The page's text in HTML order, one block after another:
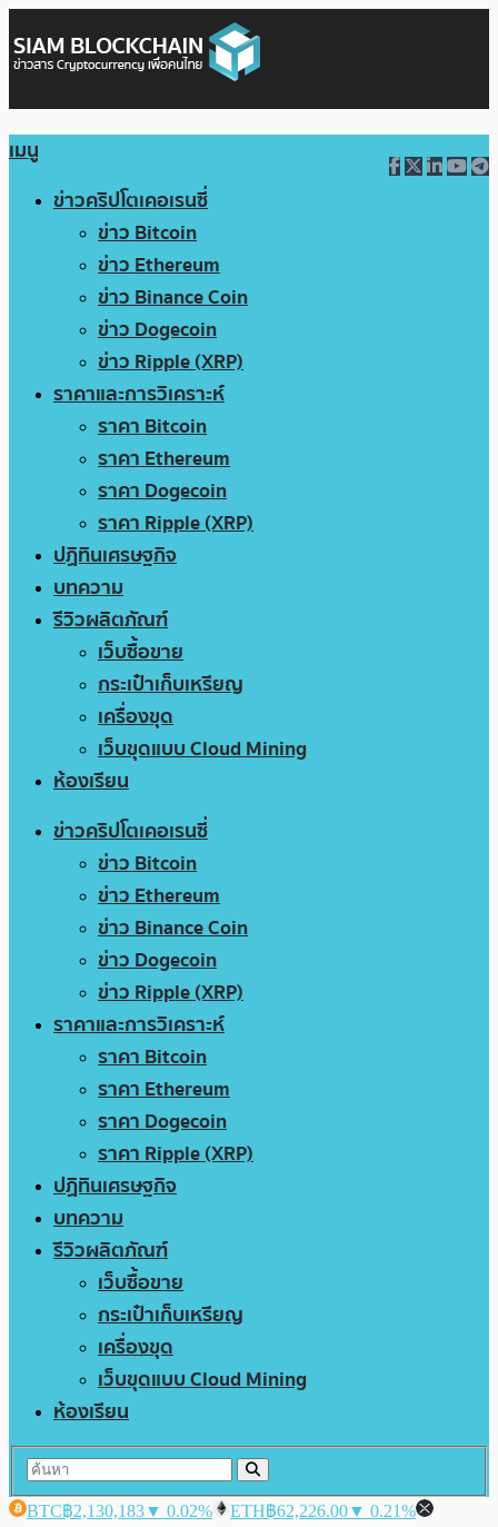
เมนู
ข่าวคริปโตเคอเรนซี่
ข่าว Bitcoin
ข่าว Ethereum
ข่าว Binance Coin
ข่าว Dogecoin
ข่าว Ripple (XRP)
ราคาและการวิเคราะห์
ราคา Bitcoin
ราคา Ethereum
ราคา Dogecoin
ราคา Ripple (XRP)
ปฏิทินเศรษฐกิจ
บทความ
รีวิวผลิตภัณฑ์
เว็บซื้อขาย
กระเป๋าเก็บเหรียญ
เครื่องขุด
เว็บขุดแบบ Cloud Mining
ห้องเรียน
ข่าวคริปโตเคอเรนซี่
ข่าว Bitcoin
ข่าว Ethereum
ข่าว Binance Coin
ข่าว Dogecoin
ข่าว Ripple (XRP)
ราคาและการวิเคราะห์
ราคา Bitcoin
ราคา Ethereum
ราคา Dogecoin
ราคา Ripple (XRP)
ปฏิทินเศรษฐกิจ
บทความ
รีวิวผลิตภัณฑ์
เว็บซื้อขาย
กระเป๋าเก็บเหรียญ
เครื่องขุด
เว็บขุดแบบ Cloud Mining
ห้องเรียน
BTC฿2,130,183▼ 0.02% ETH฿62,226.00▼ 0.21%